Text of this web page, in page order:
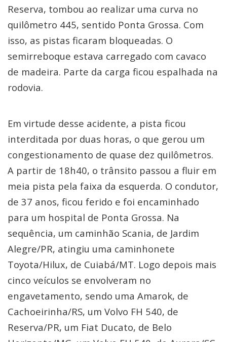
Reserva, tombou ao realizar uma curva no
quilômetro 445, sentido Ponta Grossa. Com
isso, as pistas ficaram bloqueadas. O
semirreboque estava carregado com cavaco
de madeira. Parte da carga ficou espalhada na
rodovia.
Em virtude desse acidente, a pista ficou
interditada por duas horas, o que gerou um
congestionamento de quase dez quilômetros.
A partir de 18h40, o trânsito passou a fluir em
meia pista pela faixa da esquerda. O condutor,
de 37 anos, ficou ferido e foi encaminhado
para um hospital de Ponta Grossa. Na
sequência, um caminhão Scania, de Jardim
Alegre/PR, atingiu uma caminhonete
Toyota/Hilux, de Cuiabá/MT. Logo depois mais
cinco veículos se envolveram no
engavetamento, sendo uma Amarok, de
Cachoeirinha/RS, um Volvo FH 540, de
Reserva/PR, um Fiat Ducato, de Belo